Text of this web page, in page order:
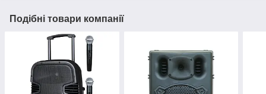
Подібні товари компанії